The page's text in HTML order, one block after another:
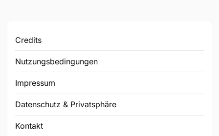
Credits
Nutzungsbedingungen
Impressum
Datenschutz & Privatsphäre
Kontakt